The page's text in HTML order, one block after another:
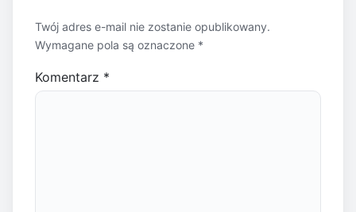
Twój adres e-mail nie zostanie opublikowany.
Wymagane pola są oznaczone *
Komentarz *